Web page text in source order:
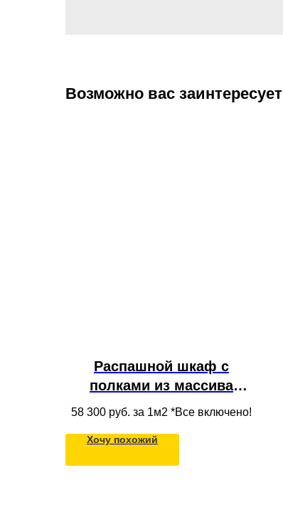
Возможно вас заинтересует
Распашной шкаф с
полками из массива
дерева в нишу под
стиле на кухню
58 300 руб. за 1м2 *Все включено!
Хочу похожий